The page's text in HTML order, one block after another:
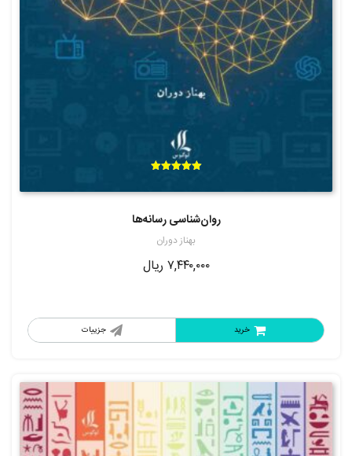
روان‌شناسی رسانه‌ها
بهناز دوران
۷,۴۴۰,۰۰۰ ریال
جزییات خرید